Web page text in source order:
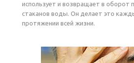
использует и возвращает в оборот
стаканов воды. Он делает это
протяжении всей жизни.